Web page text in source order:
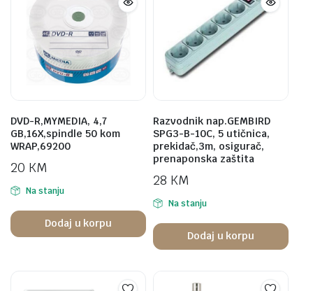
DVD-R,MYMEDIA, 4,7
GB,16X,spindle 50 kom
WRAP,69200
20 KM
Na stanju
Dodaj u korpu
Razvodnik nap.GEMBIRD
SPG3-B-10C, 5 utičnica,
prekidač,3m, osigurač,
prenaponska zaštita
28 KM
Na stanju
Dodaj u korpu